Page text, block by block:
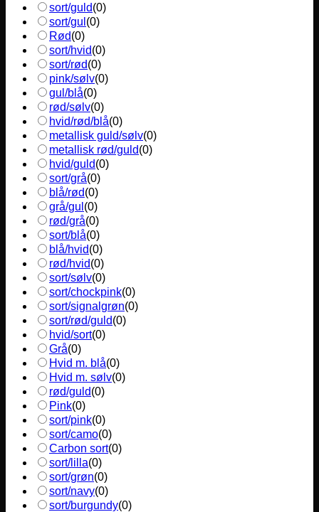
sort/guld(0)
sort/gul (0)
Rød(0)
sort/hvid(0)
sort/rød(0)
pink/sølv(0)
gul/blå(0)
rød/sølv(0)
hvid/rød/blå(0)
metallisk guld/sølv(0)
metallisk rød/guld(0)
hvid/guld(0)
sort/grå(0)
blå/rød(0)
grå/gul (0)
rød/grå(0)
sort/blå(0)
blå/hvid(0)
rød/hvid(0)
sort/sølv(0)
sort/chockpink(0)
sort/signalgrøn(0)
sort/rød/guld(0)
hvid/sort(0)
Grå(0)
Hvid m. blå(0)
Hvid m. sølv(0)
rød/guld(0)
Pink(0)
sort/pink(0)
sort/camo(0)
Carbon sort(0)
sort/lilla(0)
sort/grøn(0)
sort/navy(0)
sort/burgundy(0)